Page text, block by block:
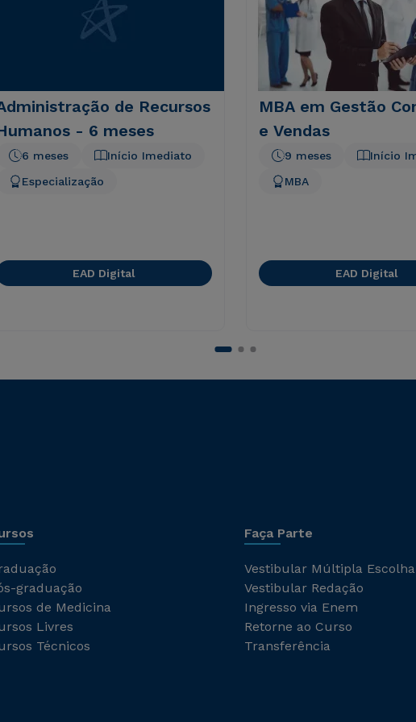
de Recursos
- 6 meses
Início Imediato
6 meses
Especialização
EAD Digital
MBA em Gestão
e Vendas
Início
9 meses
MBA
EAD Digital
graduação
de Medicina
Livres
Técnicos
Faça Parte
Vestibular Múltipla Escolha
Vestibular Redação
Ingresso via Enem
Retorne ao Curso
Transferência